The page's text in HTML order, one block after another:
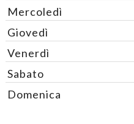
Mercoledì
Giovedì
Venerdì
Sabato
Domenica